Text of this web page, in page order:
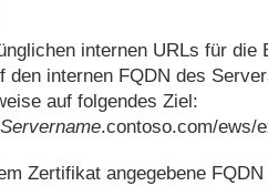
internen URLs für die
den internen FQDN des
auf folgendes Ziel:
Servername.contoso.com/ews/
Zertifikat angegebene